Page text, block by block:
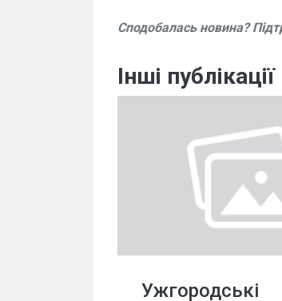
Сподобалась новина?
Інші публікації
Ужгородські